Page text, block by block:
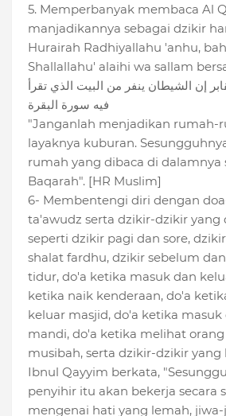
5. Memperbanyak membaca Al
manjadikannya sebagai dzikir
Hurairah Radhiyallahu 'anhu,
Shallallahu' alaihi wa sallam
إن الشيطان ينفر من البيت الذي تقرأ
فيه سورة البقرة
"Janganlah menjadikan rumah-
layaknya kuburan.
rumah yang dibaca di dalamnya
Baqarah". [HR Muslim]
6- Membentengi diri dengan
ta'awudz serta dzikir-dzikir yang
seperti dzikir pagi dan sore,
shalat fardhu, dzikir sebelum
tidur, do'a ketika masuk dan
ketika naik kenderaan, do'a
keluar masjid, do'a ketika
mandi, do'a ketika melihat
musibah, serta dzikir-dzikir yang
Ibnul Qayyim berkata,
penyihir itu akan bekerja secara
mengenai hati yang lemah,